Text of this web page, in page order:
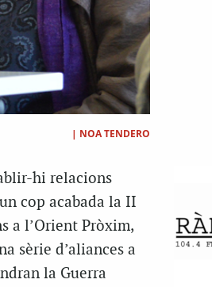
| NOA TENDERO
hi relacions
cop acabada la II
a l’Orient Pròxim,
sèrie d’aliances a
la Guerra